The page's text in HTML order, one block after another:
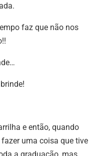
faz que não nos
e então, quando
uma coisa que tive